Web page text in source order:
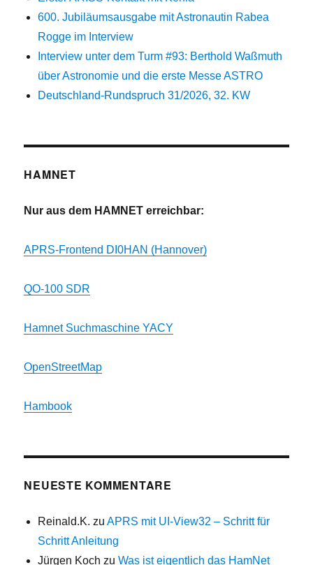
600. Jubiläumsausgabe mit Astronautin Rabea
Rogge im Interview
Interview unter dem Turm #93: Berthold Waßmuth
über Astronomie und die erste Messe ASTRO
Deutschland-Rundspruch 31/2026, 32. KW
HAMNET
Nur aus dem HAMNET erreichbar:
APRS-Frontend DI0HAN (Hannover)
QO-100 SDR
Hamnet Suchmaschine YACY
OpenStreetMap
Hambook
NEUESTE KOMMENTARE
Reinald.K. zuAPRS mit UI-View32 – Schritt für
Schritt Anleitung
Jürgen Koch zuWas ist eigentlich das HamNet